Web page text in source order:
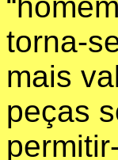
torna-
mais
peças